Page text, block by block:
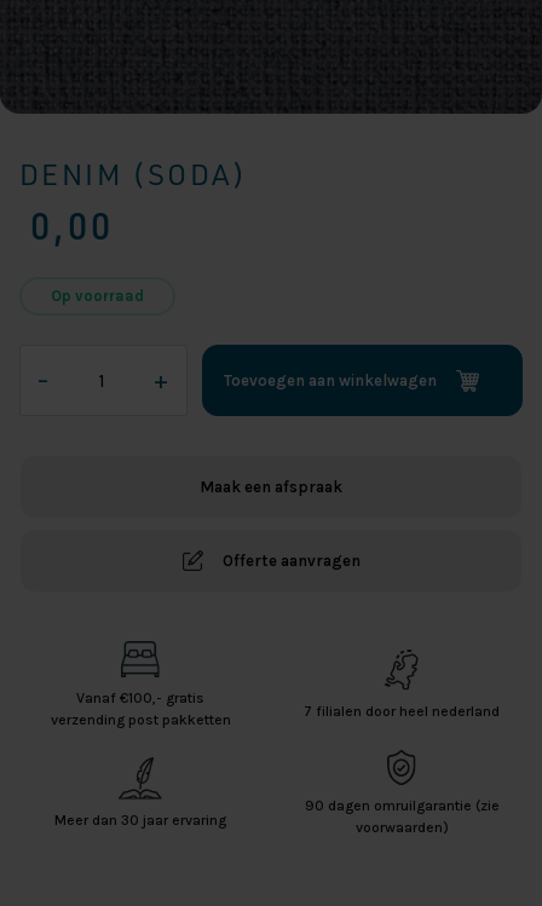
DENIM (SODA)
0,00
Op voorraad
–
(Soda)
+ Toevoegen aan winkelwagen
Maak een afspraak
Offerte aanvragen
Vanaf €100,- gratis
verzending post pakketten
7 filialen door heel nederland
Meer dan 30 jaar ervaring
90 dagen omruilgarantie (zie
voorwaarden)